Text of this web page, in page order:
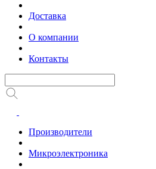
Доставка
О компании
Контакты
Производители
Микроэлектроника